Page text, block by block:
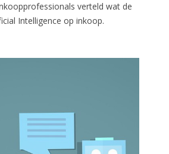
verteld wat de
Intelligence op inkoop.